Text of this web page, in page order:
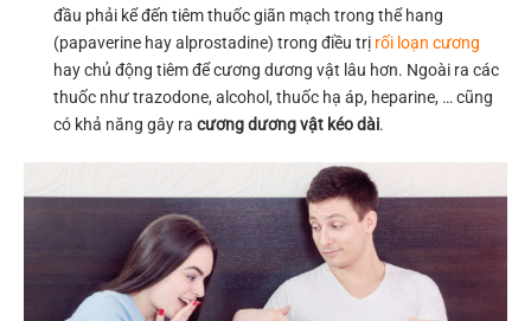
đầu phải kể đến tiêm thuốc giãn mạch trong thể hang
(papaverine hay alprostadine) trong điều trị rối loạn cương
hay chủ động tiêm để cương dương vật lâu hơn. Ngoài ra các
thuốc như trazodone, alcohol, thuốc hạ áp, heparine, … cũng
có khả năng gây ra cương dương vật kéo dài.